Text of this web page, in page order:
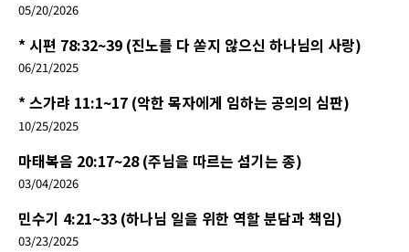
05/20/2026
* 시편 78:32~39 (진노를 다 쏟지 않으신 하나님의 사랑)
06/21/2025
* 스가랴 11:1~17 (악한 목자에게 임하는 공의의 심판)
10/25/2025
마태복음 20:17~28 (주님을 따르는 섬기는 종)
03/04/2026
민수기 4:21~33 (하나님 일을 위한 역할 분담과 책임)
03/23/2025